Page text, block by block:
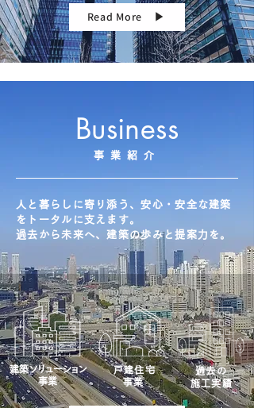
Read More ▶︎
Business
事業紹介
人と暮らしに寄り添う、安心・安全な建築
をトータルに支えます。
過去から未来へ、建築の歩みと提案力を。
建築ソリューション
事業
戸建住宅
事業
過去の
施工実績